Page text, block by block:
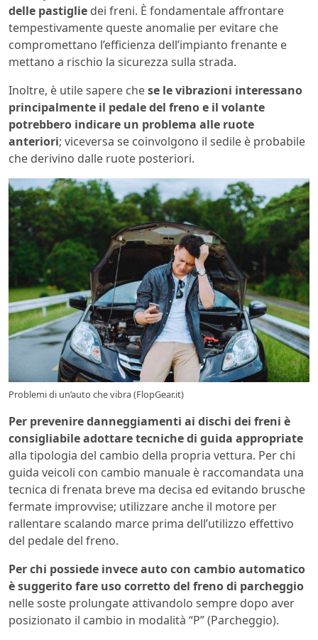
delle pastiglie dei freni. È fondamentale affrontare
tempestivamente queste anomalie per evitare che
compromettano l’efficienza dell’impianto frenante e
mettano a rischio la sicurezza sulla strada.
Inoltre, è utile sapere chese le vibrazioni interessano
principalmente il pedale del freno e il volante
potrebbero indicare un problema alle ruote
anteriori; viceversa se coinvolgono il sedile è probabile
che derivino dalle ruote posteriori.
Problemi di un’auto che vibra (FlopGear.it)
Per prevenire danneggiamenti ai dischi dei freni è
consigliabile adottare tecniche di guida appropriate
alla tipologia del cambio della propria vettura. Per chi
guida veicoli con cambio manuale è raccomandata una
tecnica di frenata breve ma decisa ed evitando brusche
fermate improvvise; utilizzare anche il motore per
rallentare scalando marce prima dell’utilizzo effettivo
del pedale del freno.
Per chi possiede invece auto con cambio automatico
è suggerito fare uso corretto del freno di parcheggio
nelle soste prolungate attivandolo sempre dopo aver
posizionato il cambio in modalità “P” (Parcheggio).